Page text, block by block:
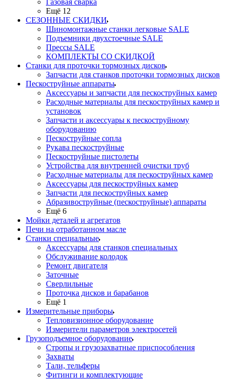
Газовая сварка
Ещё 12
СЕЗОННЫЕ СКИДКИ
Шиномонтажные станки легковые SALE
Подъемники двухстоечные SALE
Прессы SALE
КОМПЛЕКТЫ СО СКИДКОЙ
Станки для проточки тормозных дисков
Запчасти для станков проточки тормозных дисков
Пескоструйные аппараты
Аксессуары и запчасти для пескоструйных камер
Расходные материалы для пескоструйных камер и
установок
Запчасти и аксессуары к пескоструйному
оборудованию
Пескоструйные сопла
Рукава пескоструйные
Пескоструйные пистолеты
Устройства для внутренней очистки труб
Расходные материалы для пескоструйных камер
Аксессуары для пескоструйных камер
Запчасти для пескоструйных камер
Абразивоструйные (пескоструйные) аппараты
Ещё 6
Мойки деталей и агрегатов
Печи на отработанном масле
Станки специальные
Аксессуары для станков специальных
Обслуживание колодок
Ремонт двигателя
Заточные
Сверлильные
Проточка дисков и барабанов
Ещё 1
Измерительные приборы
Тепловизионное оборудование
Измерители параметров электросетей
Грузоподъемное оборудование
Стропы и грузозахватные приспособления
Захваты
Тали, тельферы
Фитинги и комплектующие